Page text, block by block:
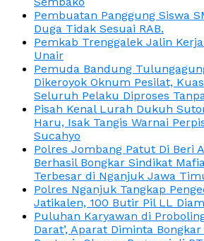
Pembuatan Panggung Siswa
Duga Tidak Sesuai RAB.
Pemkab Trenggalek Jalin
Unair
Pemuda Bandung
Dikeroyok Oknum Pesilat,
Seluruh Pelaku Diproses
Pisah Kenal Lurah Dukuh
Haru, Isak Tangis Warnai
Sucahyo
Polres Jombang Patut Di Beri
Berhasil Bongkar Sindikat
Terbesar di Nganjuk Jawa
Polres Nganjuk Tangkap
Jatikalen, 100 Butir Pil LL
Puluhan Karyawan di
Darat’, Aparat Diminta